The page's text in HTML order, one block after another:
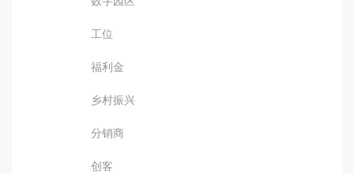
工位
福利金
乡村振兴
分销商
创客